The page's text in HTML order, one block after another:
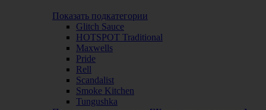
Показать подкатегории
Glitch Sauce
HOTSPOT Traditional
Maxwells
Pride
Rell
Scandalist
Smoke Kitchen
Tungushka